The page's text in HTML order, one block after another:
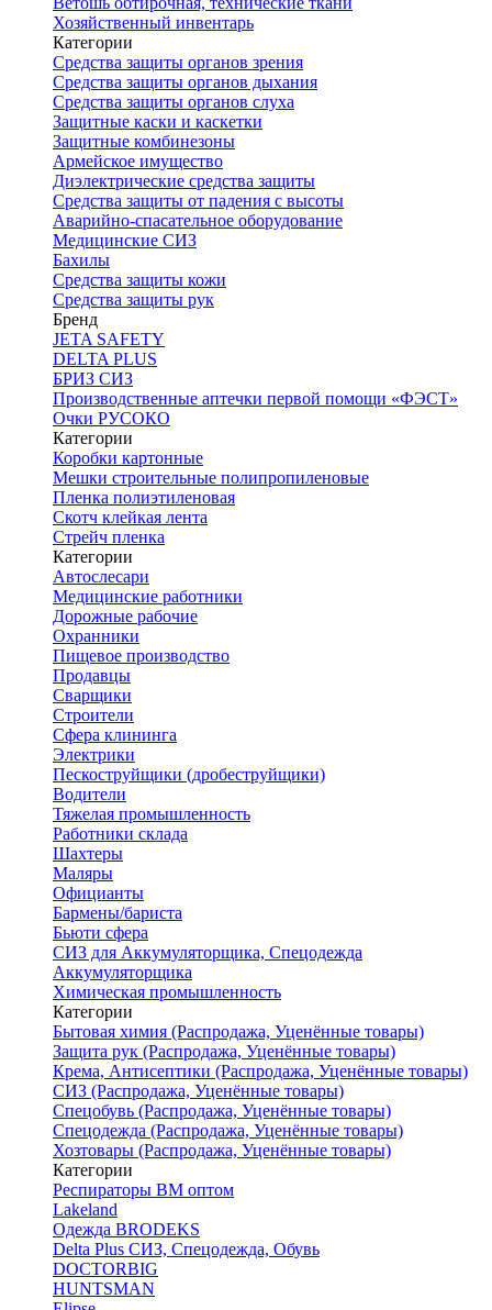
Хозяйственный инвентарь
Категории
Средства защиты органов зрения
Средства защиты органов дыхания
Средства защиты органов слуха
Защитные каски и каскетки
Защитные комбинезоны
Армейское имущество
Диэлектрические средства защиты
Средства защиты от падения с высоты
Аварийно-спасательное оборудование
Медицинские СИЗ
Бахилы
Средства защиты кожи
Средства защиты рук
Бренд
JETA SAFETY
DELTA PLUS
БРИЗ СИЗ
Производственные аптечки первой помощи «ФЭСТ»
Очки РУСОКО
Категории
Коробки картонные
Мешки строительные полипропиленовые
Пленка полиэтиленовая
Скотч клейкая лента
Стрейч пленка
Категории
Автослесари
Медицинские работники
Дорожные рабочие
Охранники
Пищевое производство
Продавцы
Сварщики
Строители
Сфера клининга
Электрики
Пескоструйщики (дробеструйщики)
Водители
Тяжелая промышленность
Работники склада
Шахтеры
Маляры
Официанты
Бармены/бариста
Бьюти сфера
СИЗ для Аккумуляторщика, Спецодежда
Аккумуляторщика
Химическая промышленность
Категории
Бытовая химия (Распродажа, Уценённые товары)
Защита рук (Распродажа, Уценённые товары)
Крема, Антисептики (Распродажа, Уценённые товары)
СИЗ (Распродажа, Уценённые товары)
Спецобувь (Распродажа, Уценённые товары)
Спецодежда (Распродажа, Уценённые товары)
Хозтовары (Распродажа, Уценённые товары)
Категории
Респираторы ВМ оптом
Lakeland
Одежда BRODEKS
Delta Plus СИЗ, Спецодежда, Обувь
DOCTORBIG
HUNTSMAN